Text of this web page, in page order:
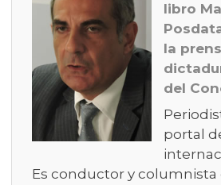
libro
la
del
portal
Es conductor y columnista